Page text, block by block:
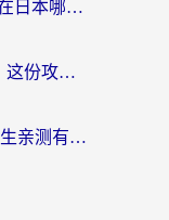
国外如何看优酷限制？别再搜“在日本哪个软件可以看中国电视剧”，这篇教你搞定
海外如何看映客直播回放视频？这份攻略帮你搞定（附腾讯优酷观看技巧）
海外可以看cctv的网站吗？留学生亲测有效的回国追剧方案